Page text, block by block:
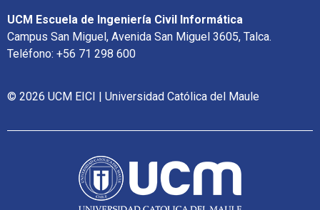
UCM Escuela de Ingeniería Civil Informática
Campus San Miguel, Avenida San Miguel 3605, Talca.
Teléfono: +56 71 298 600
© 2026 UCM EICI | Universidad Católica del Maule